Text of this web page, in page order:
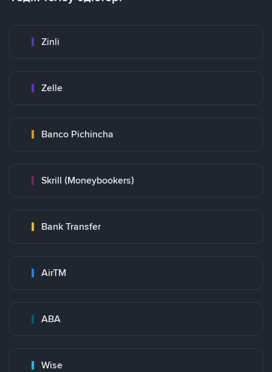
Zinli
Zelle
Banco Pichincha
Skrill (Moneybookers)
Bank Transfer
AirTM
ABA
Wise